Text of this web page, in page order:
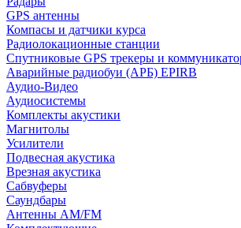
GPS антенны
Компасы и датчики курса
Радиолокационные станции
Спутниковые GPS трекеры и
Аварийные радиобуи (АРБ) EPIRB
Аудио-Видео
Аудиосистемы
Комплекты акустики
Магнитолы
Усилители
Подвесная акустика
Врезная акустика
Сабвуферы
Саундбары
Антенны AM/FM